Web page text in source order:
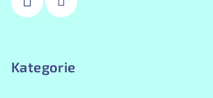
Kategorie